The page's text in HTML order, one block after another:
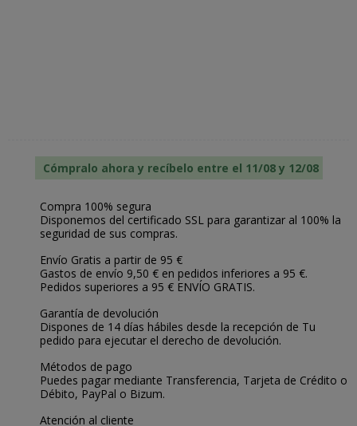
Cómpralo ahora y recíbelo entre el 11/08 y 12/08
Compra 100% segura
Disponemos del certificado SSL para garantizar al 100% la
seguridad de sus compras.
Envío Gratis a partir de 95 €
Gastos de envío 9,50 € en pedidos inferiores a 95 €.
Pedidos superiores a 95 € ENVÍO GRATIS.
Garantía de devolución
Dispones de 14 días hábiles desde la recepción de Tu
pedido para ejecutar el derecho de devolución.
Métodos de pago
Puedes pagar mediante Transferencia, Tarjeta de Crédito o
Débito, PayPal o Bizum.
Atención al cliente